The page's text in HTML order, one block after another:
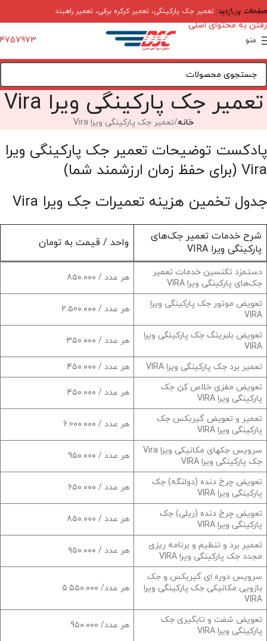
عبور به ناوبری
رفتن به محتوای اصلی
صفحات پربازدید: تعمیر جک پارکینگی، تعمیر کرکره برقی، تعمیر راهبند
منو
تعمیر جک پارکینگی ویرا Vira
خانه تعمیر جک پارکینگی ویرا Vira
پادکست توضیحات تعمیر جک پارکینگی ویرا
Vira (برای حفظ زمان ارزشمند شما)
جدول تخمین هزینه تعمیرات جک ویرا Vira
شرح خدمات تعمیر جک‌های
پارکینگی ویرا VIRA
واحد / قیمت به تومان
دستمزد تکنسین خدمات تعمیر
جک‌های پارکینگی ویرا VIRA
هر عدد / 8۵۰.۰۰۰
تعویض موتور جک‌ پارکینگی ویرا
VIRA
هر عدد / 2.۵0۰.۰۰۰
تعویض بلبرینگ جک‌ پارکینگی ویرا
VIRA
هر عدد / 3۵۰.۰۰۰
تعمیر برد جک‌ پارکینگی ویرا VIRA
هر عدد / 4۵۰.۰۰۰
تعویض مغزی خلاص کن جک‌
پارکینگی ویرا VIRA
هر عدد / 4۵۰.۰۰۰
تعمیر و تعویض گیربکس جک‌
پارکینگی ویرا VIRA
هر عدد / 6.0۰۰.۰۰۰
سرویس جکهای مکانیکی ویرا Vira
جک‌ پارکینگی ویرا VIRA
هر عدد / 9۵۰.۰۰۰
تعویض چرخ دنده (دولنگه) جک‌
پارکینگی ویرا VIRA
هر عدد / 6۵۰.۰۰۰
تعویض چرخ دنده (ریلی) جک‌
پارکینگی ویرا VIRA
هر عدد / 8۵۰.۰۰۰
تعمیر برد و تنظیم و برنامه ریزی
مجدد جک‌ پارکینگی ویرا VIRA
هر عدد / ۹۵۰.۰۰۰
سرویس دوره ای گیربکس و جک
بازویی مکانیکی جک‌ پارکینگی ویرا
VIRA
هر عدد/ 5.5۵۰.۰۰۰
تعویض شفت و تابگیری جک‌
پارکینگی ویرا VIRA
هر عدد/ 9۵۰.۰۰۰